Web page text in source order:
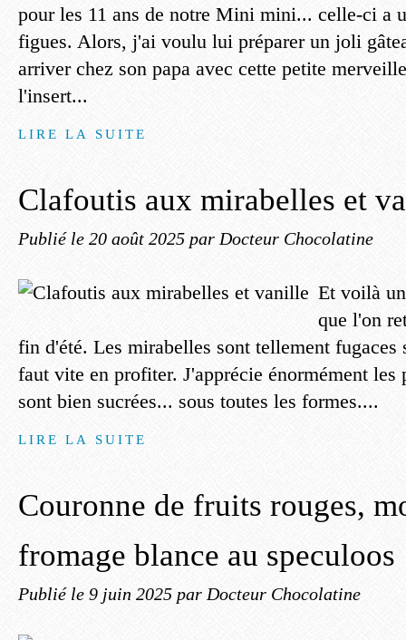
pour les 11 ans de notre Mini mini... celle-ci a
figues. Alors, j'ai voulu lui préparer un joli
arriver chez son papa avec cette petite
l'insert...
LIRE LA SUITE
Clafoutis aux mirabelles et
Publié le 20 août 2025 par Docteur Chocolatine
Et voilà
que l'on
fin d'été. Les mirabelles sont tellement fugaces
faut vite en profiter. J'apprécie énormément les
sont bien sucrées... sous toutes les formes....
LIRE LA SUITE
Couronne de fruits rouges,
fromage blance au speculoos
Publié le 9 juin 2025 par Docteur Chocolatine